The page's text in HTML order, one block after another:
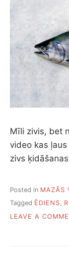
Mīli zivis, bet
video kas
zivs
Posted in MAZĀS
Tagged ĒDIENS,
LEAVE A